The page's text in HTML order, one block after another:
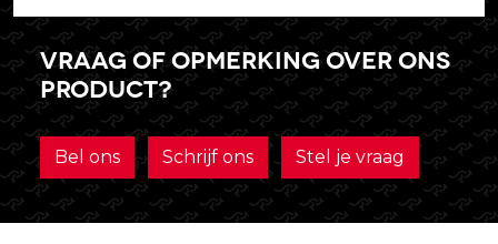
Vraag of opmerking over ons
product?
Bel ons Schrijf ons Stel je vraag